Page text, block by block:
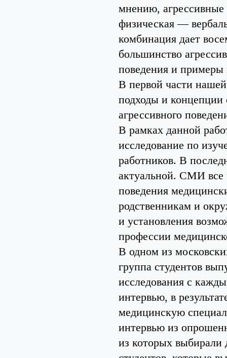
мнению, агрессивные
физическая —
комбинация дает
большинство
поведения и примеры
В первой части
подходы и концепции
агрессивного
В рамках данной
исследование по
работников. В
актуальной. СМИ все
поведения
родственникам и
и установления
профессии
В одном из
группа студентов
исследования с
интервью, в
медицинскую
интервью из
из которых выбирали